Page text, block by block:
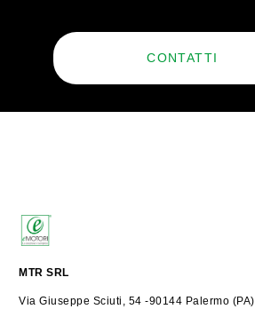
CONTATTI
MTR SRL
Via Giuseppe Sciuti, 54 -90144 Palermo (PA)